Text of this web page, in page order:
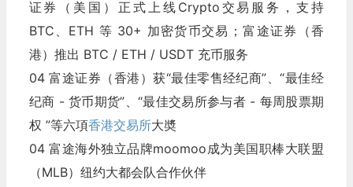
证券（美国）正式上线Crypto交易服务，支持
BTC、ETH 等 30+ 加密货币交易；富途证券（香
港）推出 BTC / ETH / USDT 充币服务
04 富途证券（香港）获“最佳零售经纪商”、“最佳经
纪商 - 货币期货”、“最佳交易所参与者 - 每周股票期
权 ”等六項香港交易所大奬
04 富途海外独立品牌moomoo成为美国职棒大联盟
（MLB）纽约大都会队合作伙伴